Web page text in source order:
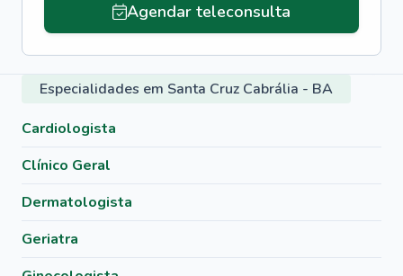
Agendar teleconsulta
Especialidades em Santa Cruz Cabrália - BA
Cardiologista
Clínico Geral
Dermatologista
Geriatra